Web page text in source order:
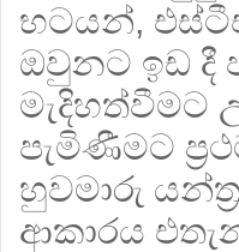
භටයන්,
ඔවුනට ඉඩ දී
මැදිහත්වීමට
පැමිණීමට
හුවමාරු
ආකාරය